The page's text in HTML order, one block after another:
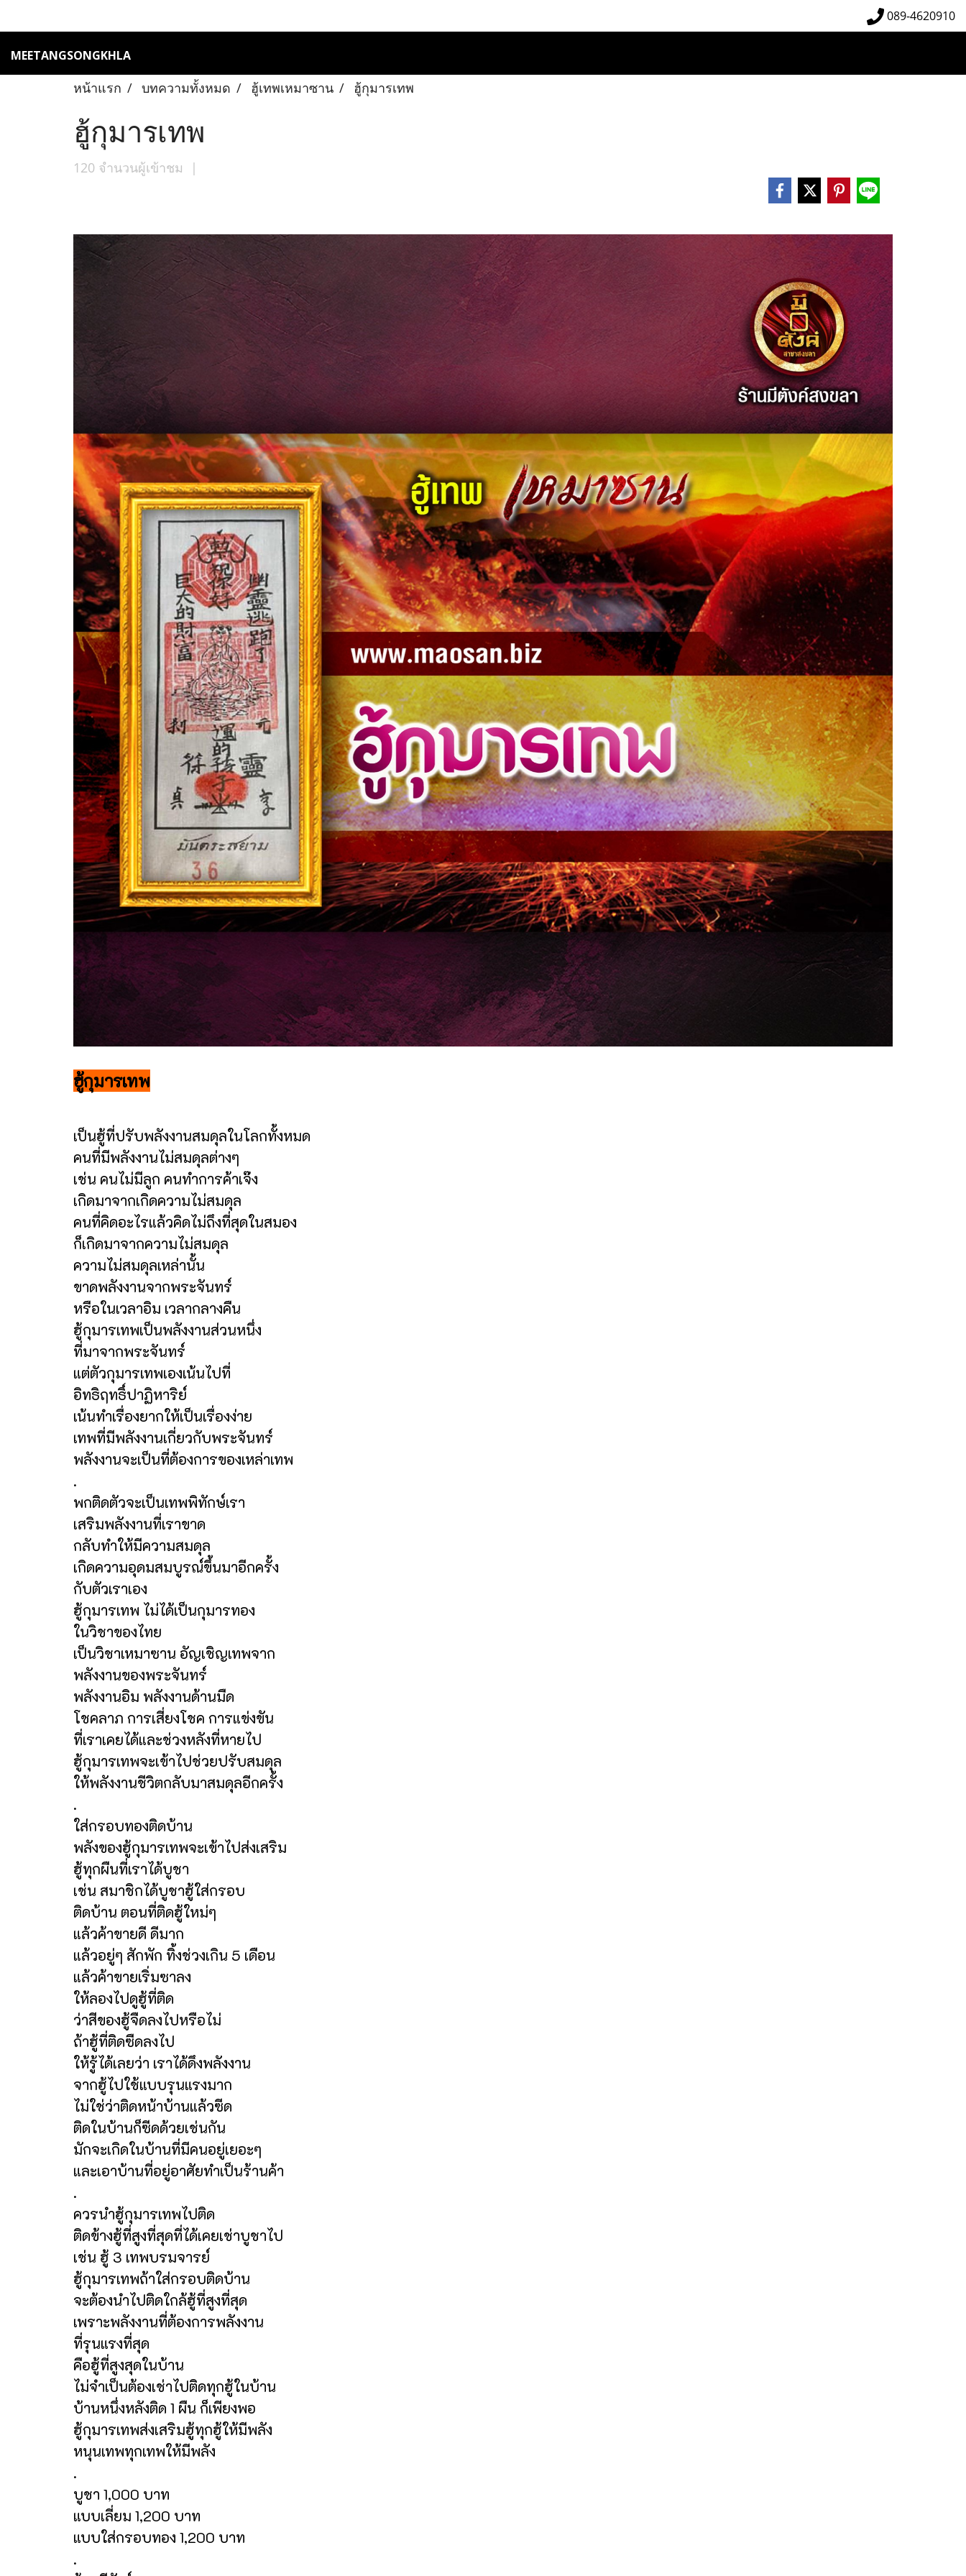
089-4620910
MEETANGSONGKHLA
หน้าแรก บทความทั้งหมด ฮู้เทพเหมาซาน ฮู้กุมารเทพ
ฮู้กุมารเทพ
120 จำนวนผู้เข้าชม |
ฮู้กุมารเทพ
เป็นฮู้ที่ปรับพลังงานสมดุลในโลกทั้งหมด
คนที่มีพลังงานไม่สมดุลต่างๆ
เช่น คนไม่มีลูก คนทำการค้าเจ๊ง
เกิดมาจากเกิดความไม่สมดุล
คนที่คิดอะไรแล้วคิดไม่ถึงที่สุดในสมอง
ก็เกิดมาจากความไม่สมดุล
ความไม่สมดุลเหล่านั้น
ขาดพลังงานจากพระจันทร์
หรือในเวลาอิม เวลากลางคืน
ฮู้กุมารเทพเป็นพลังงานส่วนหนึ่ง
ที่มาจากพระจันทร์
แต่ตัวกุมารเทพเองเน้นไปที่
อิทธิฤทธิ์ปาฏิหาริย์
เน้นทำเรื่องยากให้เป็นเรื่องง่าย
เทพที่มีพลังงานเกี่ยวกับพระจันทร์
พลังงานจะเป็นที่ต้องการของเหล่าเทพ
.
พกติดตัวจะเป็นเทพพิทักษ์เรา
เสริมพลังงานที่เราขาด
กลับทำให้มีความสมดุล
เกิดความอุดมสมบูรณ์ขึ้นมาอีกครั้ง
กับตัวเราเอง
ฮู้กุมารเทพ ไม่ได้เป็นกุมารทอง
ในวิชาของไทย
เป็นวิชาเหมาซาน อัญเชิญเทพจาก
พลังงานของพระจันทร์
พลังงานอิม พลังงานด้านมืด
โชคลาภ การเสี่ยงโชค การแข่งขัน
ที่เราเคยได้และช่วงหลังที่หายไป
ฮู้กุมารเทพจะเข้าไปช่วยปรับสมดุล
ให้พลังงานชีวิตกลับมาสมดุลอีกครั้ง
.
ใส่กรอบทองติดบ้าน
พลังของฮู้กุมารเทพจะเข้าไปส่งเสริม
ฮู้ทุกผืนที่เราได้บูชา
เช่น สมาชิกได้บูชาฮู้ใส่กรอบ
ติดบ้าน ตอนที่ติดฮู้ใหม่ๆ
แล้วค้าขายดี ดีมาก
แล้วอยู่ๆ สักพัก ทิ้งช่วงเกิน 5 เดือน
แล้วค้าขายเริ่มซาลง
ให้ลองไปดูฮู้ที่ติด
ว่าสีของฮู้จืดลงไปหรือไม่
ถ้าฮู้ที่ติดซืดลงไป
ให้รู้ได้เลยว่า เราได้ดึงพลังงาน
จากฮู้ไปใช้แบบรุนแรงมาก
ไม่ใช่ว่าติดหน้าบ้านแล้วซีด
ติดในบ้านก็ซีดด้วยเช่นกัน
มักจะเกิดในบ้านที่มีคนอยู่เยอะๆ
และเอาบ้านที่อยู่อาศัยทำเป็นร้านค้า
.
ควรนำฮู้กุมารเทพไปติด
ติดข้างฮู้ที่สูงที่สุดที่ได้เคยเช่าบูชาไป
เช่น ฮู้ 3 เทพบรมจารย์
ฮู้กุมารเทพถ้าใส่กรอบติดบ้าน
จะต้องนำไปติดใกล้ฮู้ที่สูงที่สุด
เพราะพลังงานที่ต้องการพลังงาน
ที่รุนแรงที่สุด
คือฮู้ที่สูงสุดในบ้าน
ไม่จำเป็นต้องเช่าไปติดทุกฮู้ในบ้าน
บ้านหนึ่งหลังติด 1 ผืน ก็เพียงพอ
ฮู้กุมารเทพส่งเสริมฮู้ทุกฮู้ให้มีพลัง
หนุนเทพทุกเทพให้มีพลัง
.
บูชา 1,000 บาท
แบบเลี่ยม 1,200 บาท
แบบใส่กรอบทอง 1,200 บาท
.